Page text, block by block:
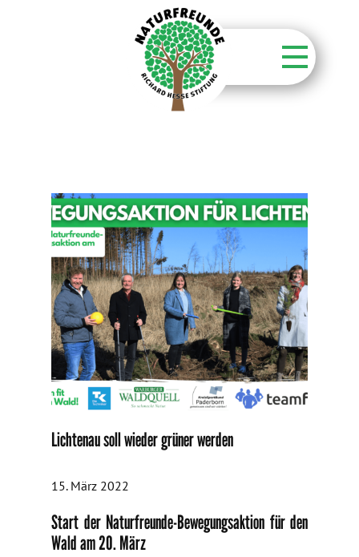
Über unsere Wälder
Kontakt
Aktuelles
Lichtenau soll wieder grüner werden
15. März 2022
Start der Naturfreunde-Bewegungsaktion für den
Wald am 20. März